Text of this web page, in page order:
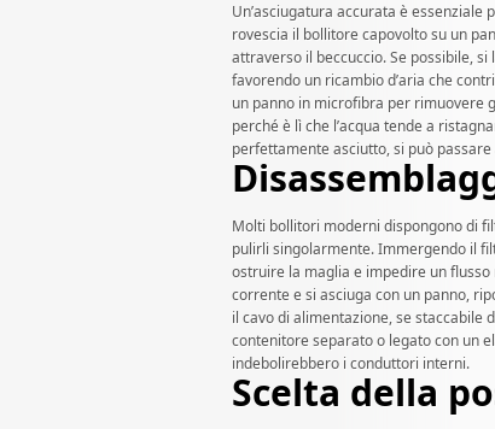
Un’asciugatura accurata è
rovescia il bollitore capovolto su un
attraverso il beccuccio. Se possibile,
favorendo un ricambio d’aria che
un panno in microfibra per rimuovere
perché è lì che l’acqua tende a
perfettamente asciutto, si può
Molti bollitori moderni dispongono di
pulirli singolarmente. Immergendo il
ostruire la maglia e impedire un
corrente e si asciuga con un panno,
il cavo di alimentazione, se staccabile
contenitore separato o legato con un
indebolirebbero i conduttori interni.
Scelta della